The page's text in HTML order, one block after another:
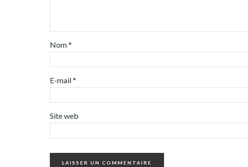
Nom*
E-mail*
Site web